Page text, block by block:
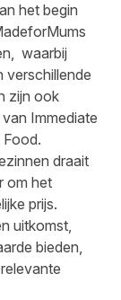
het begin
waarbij
verschillende
zijn ook
Immediate
Food.
draait
om het
prijs.
uitkomst,
bieden,